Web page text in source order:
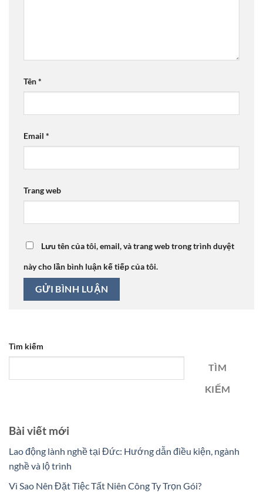
Tên*
Email *
Trang web
Lưu tên của tôi, email, và trang web trong trình duyệt
này cho lần bình luận kế tiếp của tôi.
Tìm kiếm
TÌM
KIẾM
Bài viết mới
Lao động lành nghề tại Đức: Hướng dẫn điều kiện, ngành
nghề và lộ trình
Vì Sao Nên Đặt Tiệc Tất Niên Công Ty Trọn Gói?